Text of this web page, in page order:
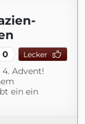
0 Lecker
Advent!
ein ein